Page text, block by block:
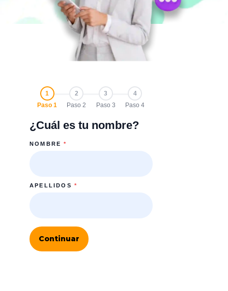
1
Paso 1
2
Paso 2
3
Paso 3
4
Paso 4
¿Cuál es tu nombre?
NOMBRE*
APELLIDOS *
Continuar